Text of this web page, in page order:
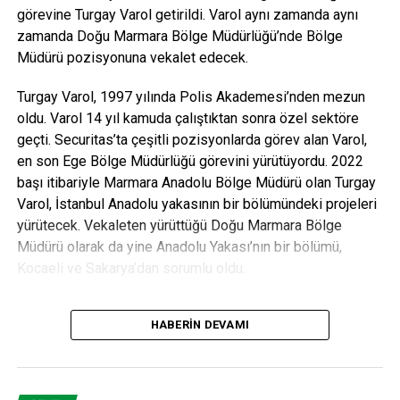
görevine Turgay Varol getirildi. Varol aynı zamanda aynı
zamanda Doğu Marmara Bölge Müdürlüğü’nde Bölge
Müdürü pozisyonuna vekalet edecek.
Turgay Varol, 1997 yılında Polis Akademesi’nden mezun
oldu. Varol 14 yıl kamuda çalıştıktan sonra özel sektöre
geçti. Securitas’ta çeşitli pozisyonlarda görev alan Varol,
en son Ege Bölge Müdürlüğü görevini yürütüyordu. 2022
başı itibariyle Marmara Anadolu Bölge Müdürü olan Turgay
Varol, İstanbul Anadolu yakasının bir bölümündeki projeleri
yürütecek. Vekaleten yürüttüğü Doğu Marmara Bölge
Müdürü olarak da yine Anadolu Yakası’nın bir bölümü,
Kocaeli ve Sakarya’dan sorumlu oldu.
HABERIN DEVAMI